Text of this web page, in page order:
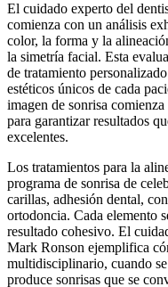
El cuidado experto del
comienza con un análisis
color, la forma y la
la simetría facial. Esta
de tratamiento
estéticos únicos de cada
imagen de sonrisa
para garantizar resultados
excelentes.
Los tratamientos para la
programa de sonrisa de
carillas, adhesión dental,
ortodoncia. Cada elemento
resultado cohesivo. El
Mark Ronson ejemplifica
multidisciplinario, cuando
produce sonrisas que se